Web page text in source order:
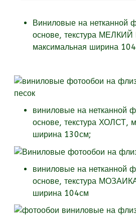
Виниловые на нетканной
основе, текстура
максимальная ширина
виниловые на нетканной
основе, текстура ХОЛСТ,
ширина 130см;
виниловые на нетканной
основе, текстура
ширина 104см